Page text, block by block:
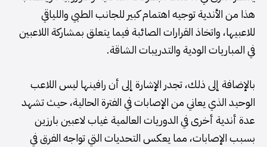
هذا من الأندية توجيه اهتمام كبير للجانب الطبي واللياقي
للاعبيها، واتخاذ القرارات الصائبة فيما يتعلق بمشاركة اللاعبين
في المباريات الودية والتدريبات الشاقة.
بالإضافة إلى ذلك، تجدر الإشارة إلى أن رافينها ليس اللاعب
الوحيد الذي يعاني من الإصابات في الفترة الحالية، حيث تشهد
عدة أندية أخرى في الدوريات العالمية غياب لاعبين بارزين
بسبب الإصابات، مما يعكس التحديات التي تواجه الفرق في